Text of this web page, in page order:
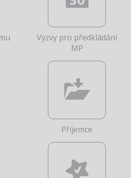
Výzvy pro předkládání
MP
Příjemce